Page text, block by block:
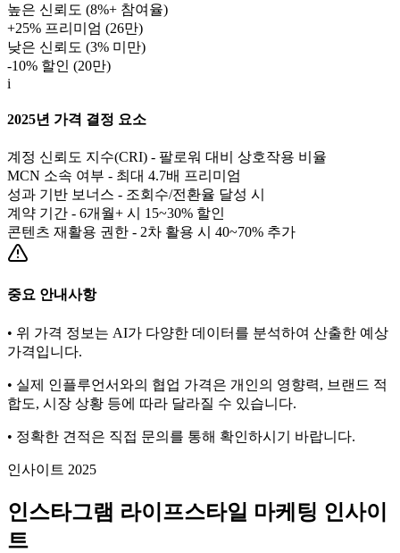
높은 신뢰도 (8%+ 참여율)
+25% 프리미엄 (26만)
낮은 신뢰도 (3% 미만)
-10% 할인 (20만)
i
2025년 가격 결정 요소
계정 신뢰도 지수(CRI) - 팔로워 대비 상호작용 비율
MCN 소속 여부 - 최대 4.7배 프리미엄
성과 기반 보너스 - 조회수/전환율 달성 시
계약 기간 - 6개월+ 시 15~30% 할인
콘텐츠 재활용 권한 - 2차 활용 시 40~70% 추가
중요 안내사항
• 위 가격 정보는 AI가 다양한 데이터를 분석하여 산출한 예상
가격입니다.
• 실제 인플루언서와의 협업 가격은 개인의 영향력, 브랜드 적
합도, 시장 상황 등에 따라 달라질 수 있습니다.
• 정확한 견적은 직접 문의를 통해 확인하시기 바랍니다.
인사이트 2025
인스타그램 라이프스타일 마케팅 인사이
트